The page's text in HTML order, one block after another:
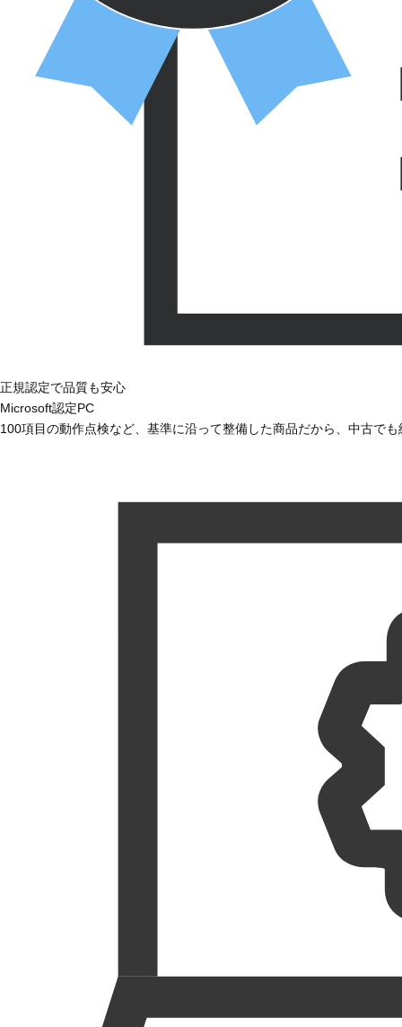
正規認定で品質も安心
Microsoft認定PC
100項目の動作点検など、基準に沿って整備した商品だから、中古で